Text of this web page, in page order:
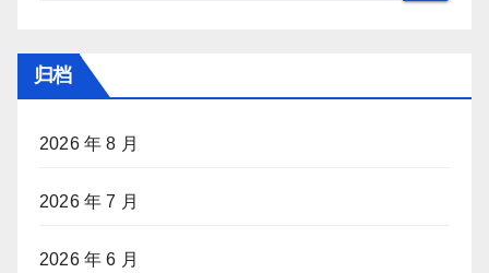
归档
2026 年 8 月
2026 年 7 月
2026 年 6 月